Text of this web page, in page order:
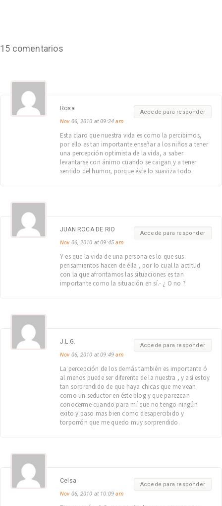
15 comentarios
Accede para responder
Rosa
Nov06, 2010 at 09:24am
Esta claro que nuestra vida es como la percibimos,
por ello es tan importante enseñar a los niños a tener
una percepción optimista de la vida, a saber
levantarse con ánimo cuando se caigan y a tener
sentido del humor, porque éste lo suaviza todo.
Accede para responder
JUAN ROCA DE RIO
Nov06, 2010 at 09:45am
Y es que la vida de una persona es lo que sus
pensamientos hacen de élla , por lo cual la actitud
con la que afrontamos las situaciones es tan
importante como la situación en sí.- ¿ O no ?
Accede para responder
J.L.G.
Nov06, 2010 at 09:49am
La percepción de los demás también es importante ó
al menos puede ser diferente de la nuestra , y así estoy
tan sorprendido de que haya chicas que me vean
como un seductor en éste blog y que parezcan
conocerme cuando para mí que no tengo ningún
exito y paso mas bien como desapercibido y
torporrón que me quedo muy sorprendido.
Accede para responder
Celsa
Nov06, 2010 at 10:09am